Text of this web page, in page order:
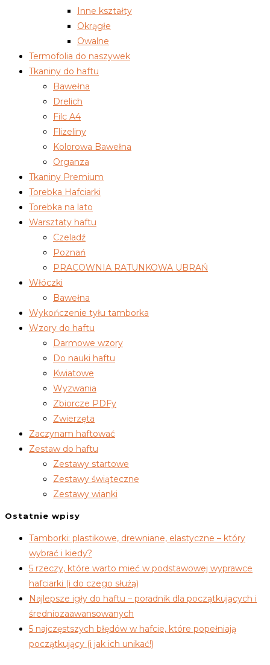
Inne kształty
Okrągłe
Owalne
Termofolia do naszywek
Tkaniny do haftu
Bawełna
Drelich
Filc A4
Flizeliny
Kolorowa Bawełna
Organza
Tkaniny Premium
Torebka Hafciarki
Torebka na lato
Warsztaty haftu
Czeladź
Poznań
PRACOWNIA RATUNKOWA UBRAŃ
Włóczki
Bawełna
Wykończenie tyłu tamborka
Wzory do haftu
Darmowe wzory
Do nauki haftu
Kwiatowe
Wyzwania
Zbiorcze PDFy
Zwierzęta
Zaczynam haftować
Zestaw do haftu
Zestawy startowe
Zestawy świąteczne
Zestawy wianki
Ostatnie wpisy
Tamborki: plastikowe, drewniane, elastyczne – który
wybrać i kiedy?
5 rzeczy, które warto mieć w podstawowej wyprawce
hafciarki (i do czego służą)
Najlepsze igły do haftu – poradnik dla początkujących i
średniozaawansowanych
5 najczęstszych błędów w hafcie, które popełniają
początkujący (i jak ich unikać!)